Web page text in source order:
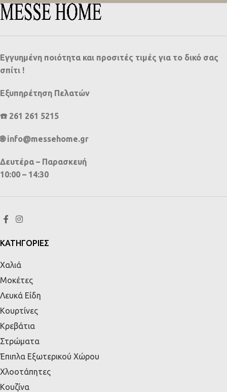
Εγγυημένη ποιότητα και προσιτές τιμές για το δικό σας
σπίτι !
Εξυπηρέτηση Πελατών
☎️ 261 261 5215
🌐 info@messehome.gr
Δευτέρα – Παρασκευή
10:00 – 14:30
ΚΑΤΗΓΟΡΙΕΣ
Χαλιά
Μοκέτες
Λευκά Είδη
Κουρτίνες
Κρεβάτια
Στρώματα
Έπιπλα Εξωτερικού Χώρου
Χλοοτάπητες
Κουζίνα